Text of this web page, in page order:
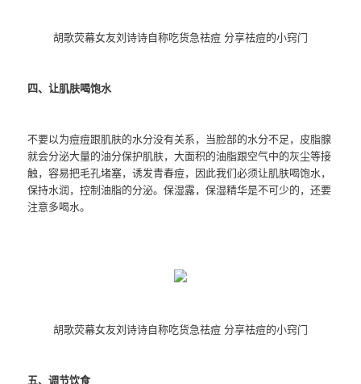
胡歌荧幕女友刘诗诗自称吃货急祛痘 分享祛痘的小窍门
四、让肌肤喝饱水
不要以为痘痘跟肌肤的水分没有关系，当脸部的水分不足，皮脂腺
就会分泌大量的油分保护肌肤，大面积的油脂跟空气中的灰尘等接
触，容易把毛孔堵塞，诱发青春痘，因此我们必须让肌肤喝饱水，
保持水润，控制油脂的分泌。保湿露，保湿精华是不可少的，还要
注意多喝水。
胡歌荧幕女友刘诗诗自称吃货急祛痘 分享祛痘的小窍门
五、调节饮食